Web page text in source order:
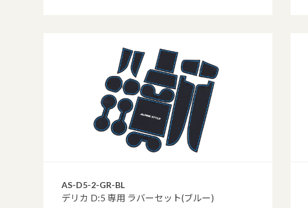
AS-D5-2-GR-BL
デリカ D:5 専用 ラバーセット(ブルー)